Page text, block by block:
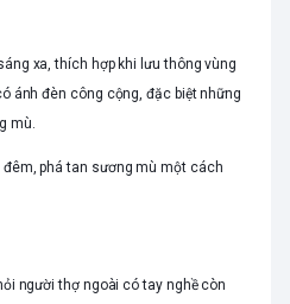
xa, thích hợp khi lưu thông vùng
ánh đèn công cộng, đặc biệt những
mù.
đêm, phá tan sương mù một cách
người thợ ngoài có tay nghề còn